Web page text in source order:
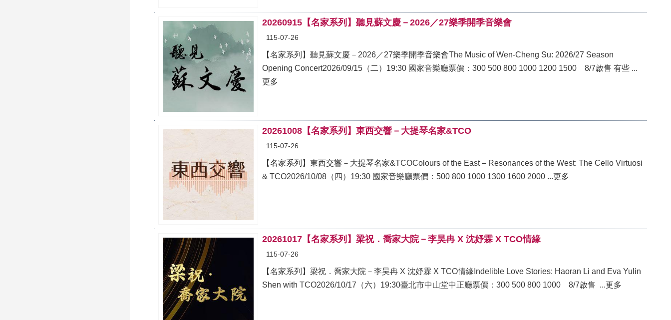
20260915【名家系列】聽見蘇文慶－2026／27樂季開季音樂會
115-07-26
【名家系列】聽見蘇文慶－2026／27樂季開季音樂會The Music of Wen-Cheng Su: 2026/27 Season
Opening Concert2026/09/15（二）19:30 國家音樂廳票價：300 500 800 1000 1200 1500 8/7啟售 有些 ...
更多
20261008【名家系列】東西交響－大提琴名家&TCO
115-07-26
【名家系列】東西交響－大提琴名家&TCOColours of the East – Resonances of the West: The Cello Virtuosi
& TCO2026/10/08（四）19:30 國家音樂廳票價：500 800 1000 1300 1600 2000 ...更多
20261017【名家系列】梁祝．喬家大院－李昊冉 X 沈妤霖 X TCO情緣
115-07-26
【名家系列】梁祝．喬家大院－李昊冉 X 沈妤霖 X TCO情緣Indelible Love Stories: Haoran Li and Eva Yulin
Shen with TCO2026/10/17（六）19:30臺北市中山堂中正廳票價：300 500 800 1000 8/7啟售 ...更多